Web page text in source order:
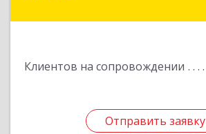
Клиентов на сопровождении
Отправить заявку
Отправить заявку